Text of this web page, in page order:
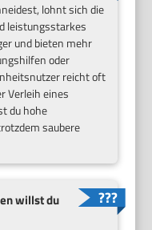
lohnt sich die
leistungsstarkes
und bieten mehr
oder
reicht oft
Verleih eines
du hohe
saubere
willst du